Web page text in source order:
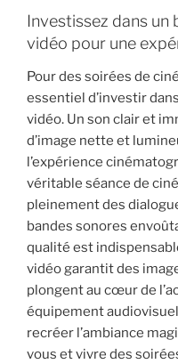
Investissez dans un
vidéo pour une
Pour des soirées de
essentiel d’investir
vidéo. Un son clair et
d’image nette et
l’expérience
véritable séance de
pleinement des
bandes sonores
qualité est
vidéo garantit des
plongent au cœur de
équipement
recréer l’ambiance
vous et vivre des